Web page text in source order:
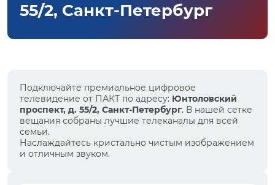
55/2, Санкт-Петербург
Подключайте премиальное цифровое
телевидение от ПАКТ по адресу: Юнтоловский
проспект, д. 55/2, Санкт-Петербург. В нашей сетке
вещания собраны лучшие телеканалы для всей
семьи.
Наслаждайтесь кристально чистым изображением
и отличным звуком.